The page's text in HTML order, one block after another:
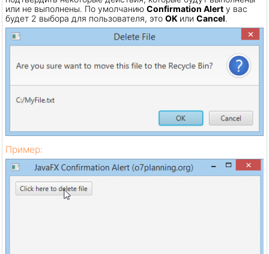
или не выполнены. По умолчанию Confirmation Alert у вас
будет 2 выбора для пользователя, это OK или Cancel.
Пример: